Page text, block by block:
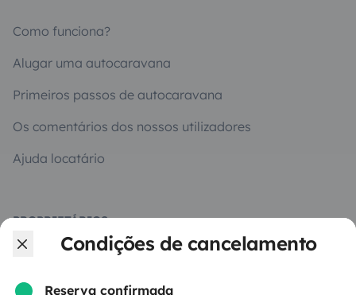
Condições de cancelamento
Reserva confirmada
Como funciona?
Alugar uma autocaravana
Primeiros passos de autocaravana
Os comentários dos nossos utilizadores
Ajuda locatário
PROPRIETÁRIOS
Contrato de aluguer